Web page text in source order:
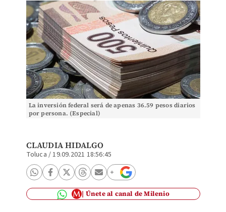
La inversión federal será de apenas 36.59 pesos diarios
por persona. (Especial)
CLAUDIA HIDALGO
Toluca /19.09.2021 18:56:45
Únete al canal de Milenio